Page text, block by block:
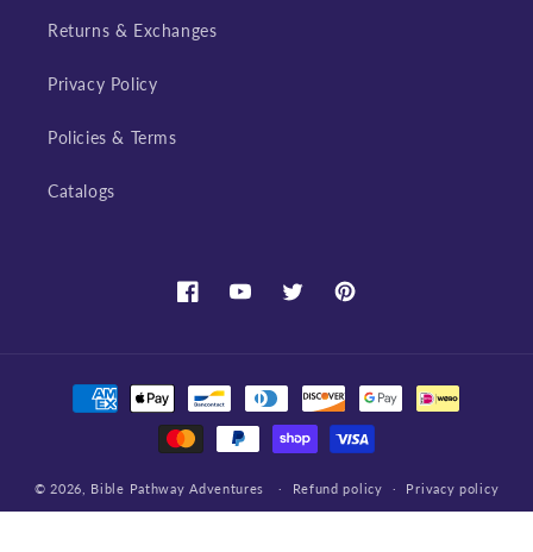
Returns & Exchanges
Privacy Policy
Policies & Terms
Catalogs
FacebookYouTubeTwitterPinterest
Payment
methods
© 2026, Bible Pathway Adventures Refund policy Privacy policy